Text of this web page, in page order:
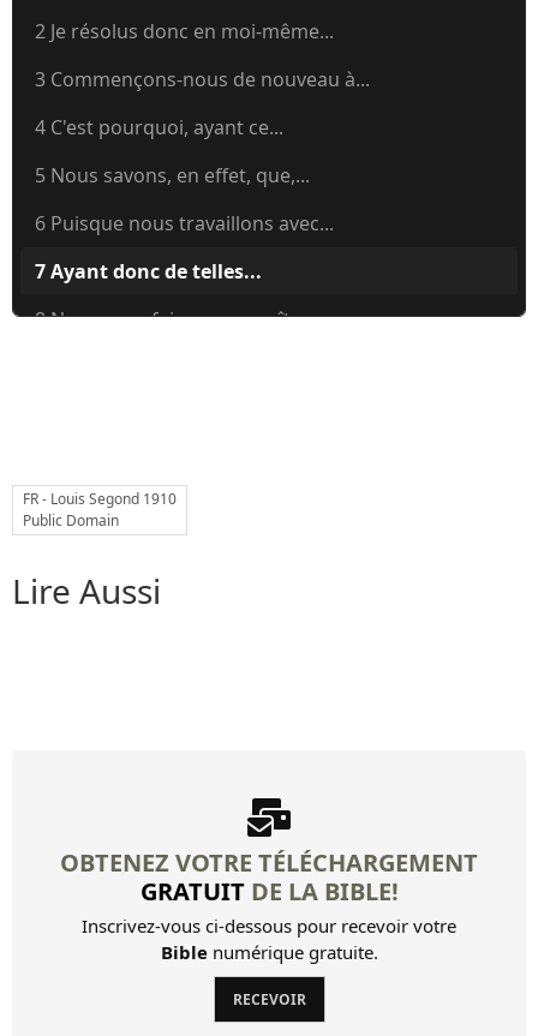
2 Je résolus donc en moi-même...
3 Commençons-nous de nouveau à...
4 C'est pourquoi, ayant ce...
5 Nous savons, en effet, que,...
6 Puisque nous travaillons avec...
7 Ayant donc de telles...
8 Nous vous faisons connaître,...
12 Il faut se glorifier... Cela...
FR - Louis Segond 1910
Public Domain
Lire Aussi
OBTENEZ VOTRE TÉLÉCHARGEMENT
GRATUITDE LA BIBLE!
Inscrivez-vous ci-dessous pour recevoir votre
Biblenumérique gratuite.
RECEVOIR